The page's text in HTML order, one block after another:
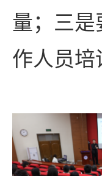
量；三
作人员